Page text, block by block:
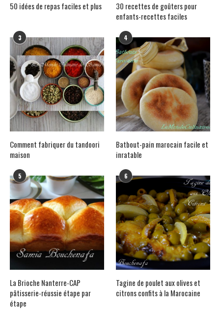
50 idées de repas faciles et plus
30 recettes de goûters pour
enfants-recettes faciles
3
Comment fabriquer du tandoori
maison
4
Batbout-pain marocain facile et
inratable
5
La Brioche Nanterre-CAP
pâtisserie-réussie étape par
étape
6
Tagine de poulet aux olives et
citrons confits à la Marocaine